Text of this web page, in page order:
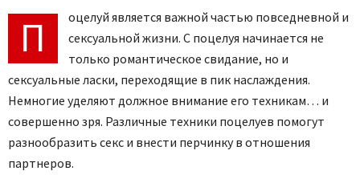
П
оцелуй является важной частью повседневной и
сексуальной жизни. С поцелуя начинается не
только романтическое свидание, но и
сексуальные ласки, переходящие в пик наслаждения.
Немногие уделяют должное внимание его техникам… и
совершенно зря. Различные техники поцелуев помогут
разнообразить секс и внести перчинку в отношения
партнеров.